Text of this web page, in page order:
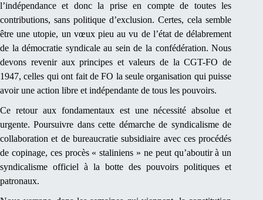
l’indépendance et donc la prise en compte de toutes les
contributions, sans politique d’exclusion. Certes, cela semble
être une utopie, un vœux pieu au vu de l’état de délabrement
de la démocratie syndicale au sein de la confédération. Nous
devons revenir aux principes et valeurs de la CGT-FO de
1947, celles qui ont fait de FO la seule organisation qui puisse
avoir une action libre et indépendante de tous les pouvoirs.
Ce retour aux fondamentaux est une nécessité absolue et
urgente. Poursuivre dans cette démarche de syndicalisme de
collaboration et de bureaucratie subsidiaire avec ces procédés
de copinage, ces procès « staliniens » ne peut qu’aboutir à un
syndicalisme officiel à la botte des pouvoirs politiques et
patronaux.